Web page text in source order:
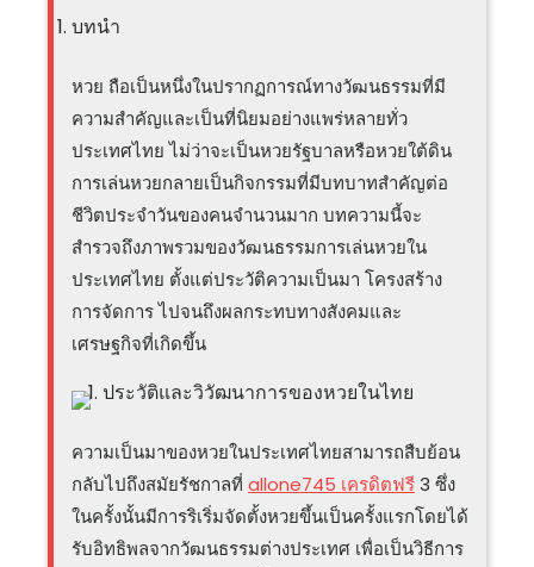
บทนำ
หวย ถือเป็นหนึ่งในปรากฏการณ์ทางวัฒนธรรมที่มี
ความสำคัญและเป็นที่นิยมอย่างแพร่หลายทั่ว
ประเทศไทย ไม่ว่าจะเป็นหวยรัฐบาลหรือหวยใต้ดิน
การเล่นหวยกลายเป็นกิจกรรมที่มีบทบาทสำคัญต่อ
ชีวิตประจำวันของคนจำนวนมาก บทความนี้จะ
สำรวจถึงภาพรวมของวัฒนธรรมการเล่นหวยใน
ประเทศไทย ตั้งแต่ประวัติความเป็นมา โครงสร้าง
การจัดการ ไปจนถึงผลกระทบทางสังคมและ
เศรษฐกิจที่เกิดขึ้น
ประวัติและวิวัฒนาการของหวยในไทย
ความเป็นมาของหวยในประเทศไทยสามารถสืบย้อน
กลับไปถึงสมัยรัชกาลที่ allone745 เครดิตฟรี3 ซึ่ง
ในครั้งนั้นมีการริเริ่มจัดตั้งหวยขึ้นเป็นครั้งแรกโดยได้
รับอิทธิพลจากวัฒนธรรมต่างประเทศ เพื่อเป็นวิธีการ